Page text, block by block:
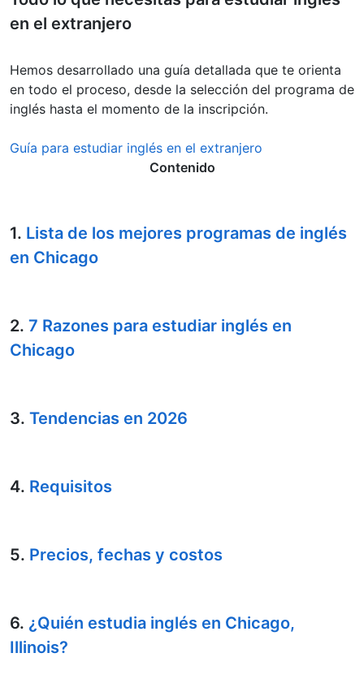
en el extranjero
Hemos desarrollado una guía detallada que te orienta
en todo el proceso, desde la selección del programa de
inglés hasta el momento de la inscripción.
Guía para estudiar inglés en el extranjero
Contenido
1. Lista de los mejores programas de inglés
en Chicago
2. 7 Razones para estudiar inglés en
Chicago
3. Tendencias en 2026
4. Requisitos
5. Precios, fechas y costos
6. ¿Quién estudia inglés en Chicago,
Illinois?